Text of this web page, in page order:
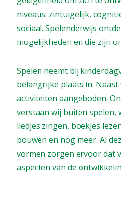
niveaus: zintuigelijk,
sociaal. Spelenderwijs
mogelijkheden en die zijn
Spelen neemt bij
belangrijke plaats in. Naast
activiteiten aangeboden.
verstaan wij buiten spelen,
liedjes zingen, boekjes
bouwen en nog meer. Al
vormen zorgen ervoor dat
aspecten van de